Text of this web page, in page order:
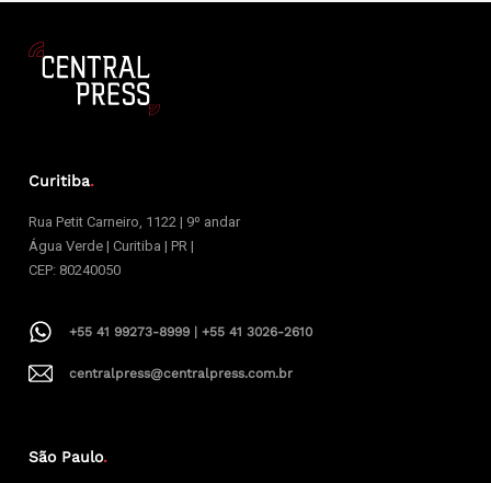
Curitiba.
Rua Petit Carneiro, 1122 | 9º andar
Água Verde | Curitiba | PR |
CEP: 80240050
+55 41 99273-8999 | +55 41 3026-2610
centralpress@centralpress.com.br
São Paulo.